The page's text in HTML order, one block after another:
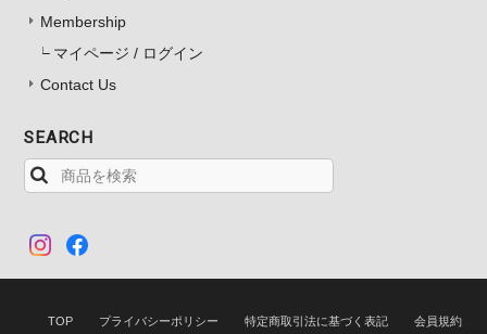
Membership
マイページ / ログイン
Contact Us
SEARCH
TOP プライバシーポリシー 特定商取引法に基づく表記 会員規約